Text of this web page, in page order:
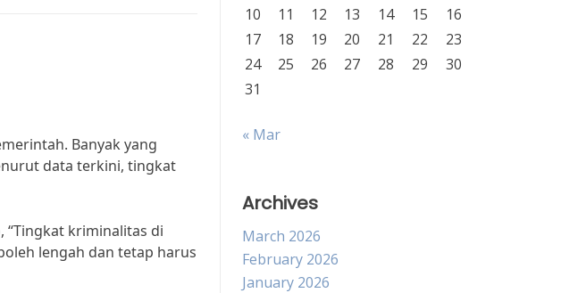
Banyak yang
data terkini, tingkat
“Tingkat kriminalitas di
lengah dan tetap harus
10
11 12 13 14 15
16
17
18 19 20 21 22
23
24
25 26 27 28 29
30
31
« Mar
Archives
March 2026
February 2026
January 2026